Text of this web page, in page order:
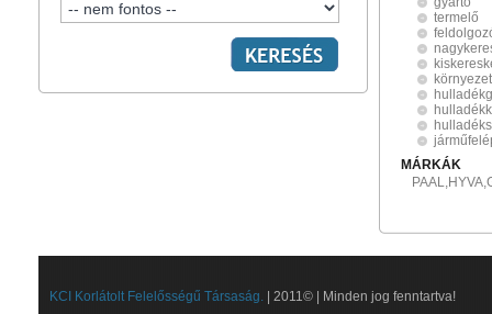
termelő
MÁRKÁK
KCI Korlátolt Felelősségű Társaság. | 2011© | Minden jog fenntartva!